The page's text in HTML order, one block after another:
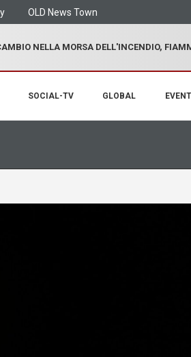
OLD News Town
NELLA MORSA DELL'INCENDIO,
SOCIAL-TV GLOBAL